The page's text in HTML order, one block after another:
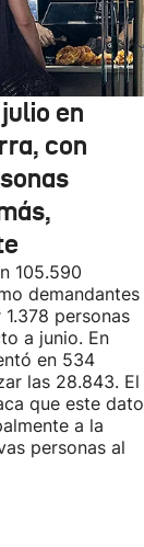
en
con
105.590
demandantes
personas
a junio. En
en 534
las 28.843. El
que este dato
a la
personas al